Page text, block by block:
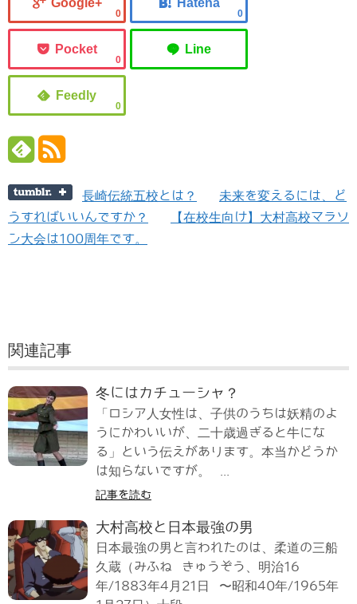
0 0
0
0
長崎伝統五校とは？
未来を変えるには、ど
うすればいいんですか？
【在校生向け】大村高校マラソ
ン大会は100周年です。
関連記事
冬にはカチューシャ？
「ロシア人女性は、子供のうちは妖精のよ
うにかわいいが、二十歳過ぎると牛にな
る」という伝えがあります。本当かどうか
は知らないですが。 ...
記事を読む
大村高校と日本最強の男
日本最強の男と言われたのは、柔道の三船
久蔵（みふね きゅうぞう、明治16
年/1883年4月21日 〜昭和40年/1965年